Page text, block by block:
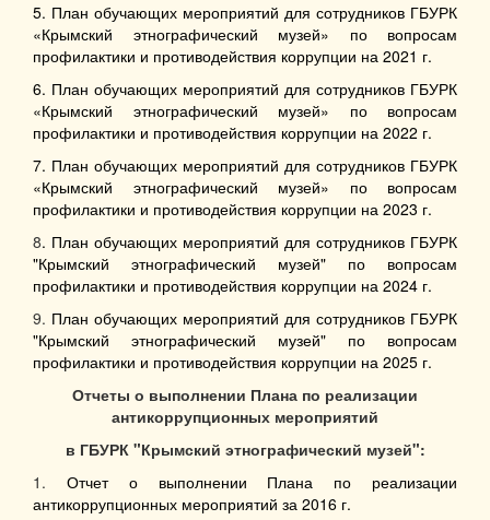
5. План обучающих мероприятий для сотрудников ГБУРК
«Крымский этнографический музей» по вопросам
профилактики и противодействия коррупции на 2021 г.
6. План обучающих мероприятий для сотрудников ГБУРК
«Крымский этнографический музей» по вопросам
профилактики и противодействия коррупции на 2022 г.
7. План обучающих мероприятий для сотрудников ГБУРК
«Крымский этнографический музей» по вопросам
профилактики и противодействия коррупции на 2023 г.
8. План обучающих мероприятий для сотрудников ГБУРК
"Крымский этнографический музей" по вопросам
профилактики и противодействия коррупции на 2024 г.
9. План обучающих мероприятий для сотрудников ГБУРК
"Крымский этнографический музей" по вопросам
профилактики и противодействия коррупции на 2025 г.
Отчеты о выполнении Плана по реализации
антикоррупционных мероприятий
в ГБУРК "Крымский этнографический музей":
1. Отчет о выполнении Плана по реализации
антикоррупционных мероприятий за 2016 г.